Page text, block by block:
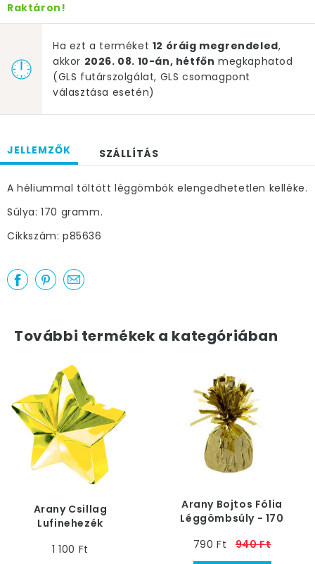
Raktáron!
Ha ezt a terméket 12 óráig megrendeled,
akkor 2026. 08. 10-án, hétfőn megkaphatod
(GLS futárszolgálat, GLS csomagpont
választása esetén)
JELLEMZŐK SZÁLLÍTÁS
A héliummal töltött léggömbök elengedhetetlen kelléke.
Súlya: 170 gramm.
Cikkszám: p85636
További termékek a kategóriában
Arany Csillag
Lufinehezék
1 100 Ft
Arany Bojtos Fólia
Léggömbsúly - 170
790 Ft
940 Ft